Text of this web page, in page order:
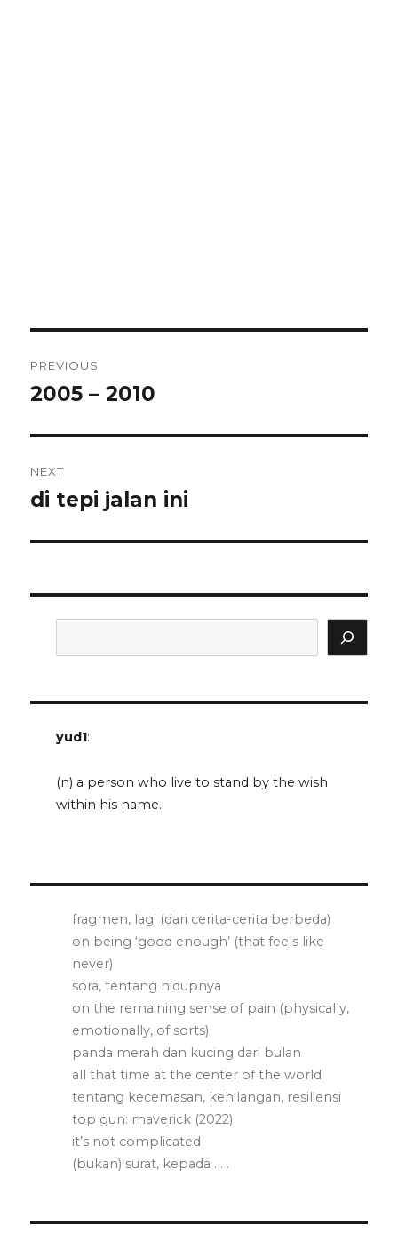
navigation
PREVIOUS
Previous
2005 – 2010
NEXT
Next
di tepi jalan ini
yud1:
(n) a person who live to stand by the wish
within his name.
fragmen, lagi (dari cerita-cerita berbeda)
on being ‘good enough’ (that feels like
never)
sora, tentang hidupnya
on the remaining sense of pain (physically,
emotionally, of sorts)
panda merah dan kucing dari bulan
all that time at the center of the world
tentang kecemasan, kehilangan, resiliensi
top gun: maverick (2022)
it’s not complicated
(bukan) surat, kepada . . .